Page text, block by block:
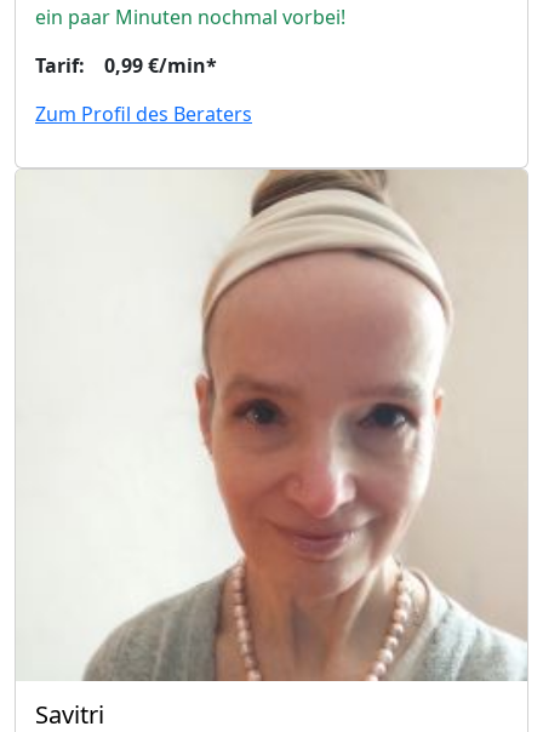
ein paar Minuten nochmal vorbei!
Tarif: 0,99 €/min*
Zum Profil des Beraters
Savitri